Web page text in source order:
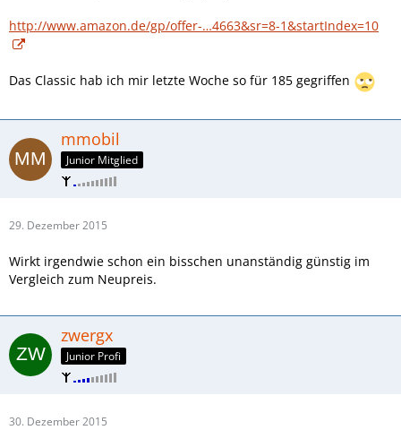
http://www.amazon.de/gp/offer-…4663&sr=8-1&startIndex=10
Das Classic hab ich mir letzte Woche so für 185 gegriffen
mmobil
Junior Mitglied
29. Dezember 2015
Wirkt irgendwie schon ein bisschen unanständig günstig im
Vergleich zum Neupreis.
zwergx
Junior Profi
30. Dezember 2015